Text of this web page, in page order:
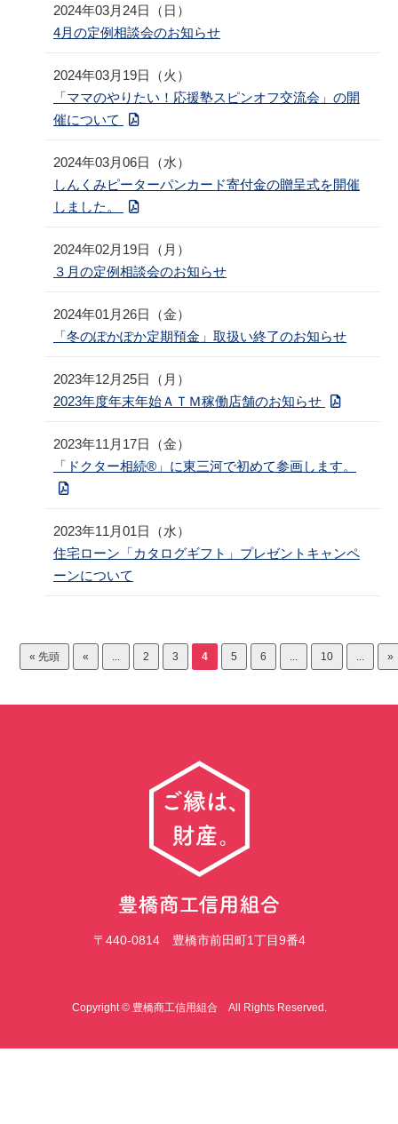
2024年03月24日（日）
4月の定例相談会のお知らせ
2024年03月19日（火）
「ママのやりたい！応援塾スピンオフ交流会」の開
催について
2024年03月06日（水）
しんくみピーターパンカード寄付金の贈呈式を開催
しました。
2024年02月19日（月）
３月の定例相談会のお知らせ
2024年01月26日（金）
「冬のぽかぽか定期預金」取扱い終了のお知らせ
2023年12月25日（月）
2023年度年末年始ＡＴＭ稼働店舗のお知らせ
2023年11月17日（金）
「ドクター相続®」に東三河で初めて参画します。
2023年11月01日（水）
住宅ローン「カタログギフト」プレゼントキャンペ
ーンについて
« 先頭 « ... 2 3 4 5 6 ... 10 ... »
〒440-0814 豊橋市前田町1丁目9番4
Copyright © 豊橋商工信用組合 All Rights Reserved.